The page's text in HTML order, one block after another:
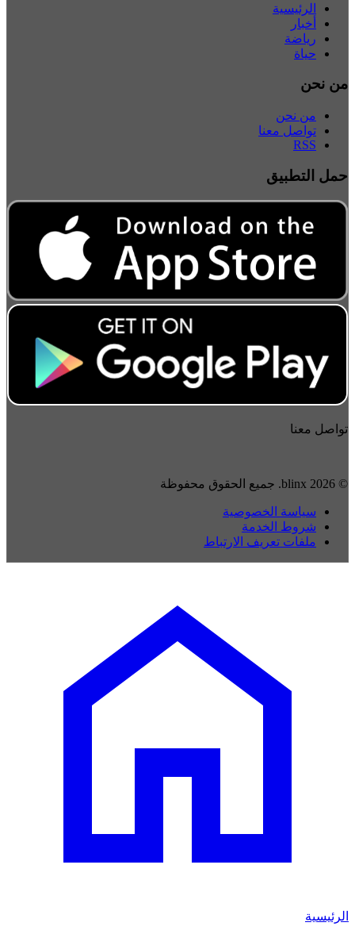
الرئيسية
أخبار
رياضة
حياة
من نحن
من نحن
تواصل معنا
RSS
حمل التطبيق
تواصل معنا
© 2026 blinx. جميع الحقوق محفوظة
سياسة الخصوصية
شروط الخدمة
ملفات تعريف الارتباط
الرئيسية